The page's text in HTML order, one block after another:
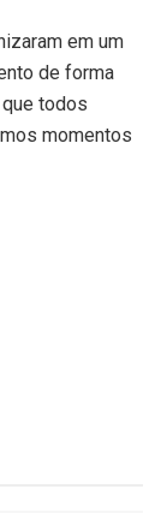
em um
de forma
todos
momentos